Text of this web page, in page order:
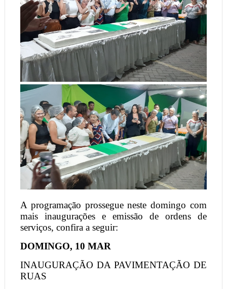
A programação prossegue neste domingo com
mais inaugurações e emissão de ordens de
serviços, confira a seguir:
DOMINGO, 10 MAR
INAUGURAÇÃO DA PAVIMENTAÇÃO DE
RUAS